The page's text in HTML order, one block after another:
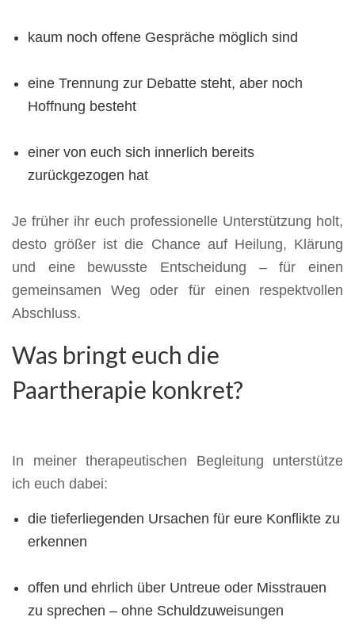
kaum noch offene Gespräche möglich sind
eine Trennung zur Debatte steht, aber noch
Hoffnung besteht
einer von euch sich innerlich bereits
zurückgezogen hat
Je früher ihr euch professionelle Unterstützung holt,
desto größer ist die Chance auf Heilung, Klärung
und eine bewusste Entscheidung – für einen
gemeinsamen Weg oder für einen respektvollen
Abschluss.
Was bringt euch die
Paartherapie konkret?
In meiner therapeutischen Begleitung unterstütze
ich euch dabei:
die tieferliegenden Ursachen für eure Konflikte zu
erkennen
offen und ehrlich über Untreue oder Misstrauen
zu sprechen – ohne Schuldzuweisungen